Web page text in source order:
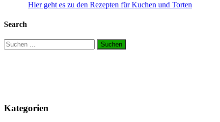
Hier geht es zu den Rezepten für Kuchen und Torten
Search
Suchen
nach:
Kategorien